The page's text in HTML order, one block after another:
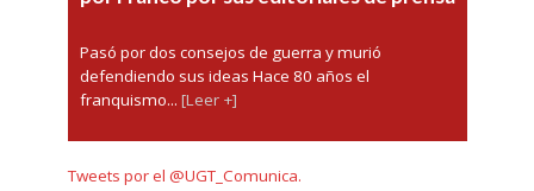
Pasó por dos consejos de guerra y murió
defendiendo sus ideas Hace 80 años el
franquismo... [Leer +]
Tweets por el @UGT_Comunica.